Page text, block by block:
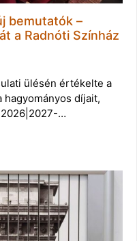
bemutatók –
a Radnóti Színház
ülésén értékelte a
díjait,
2026|2027-…